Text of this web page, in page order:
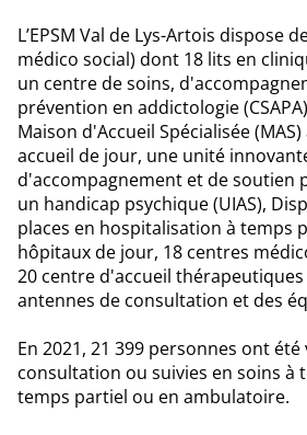
L’EPSM Val de Lys-Artois dispose
médico social) dont 18 lits en
un centre de soins,
prévention en addictologie
Maison d'Accueil Spécialisée
accueil de jour, une unité
d'accompagnement et de soutien
un handicap psychique (UIAS),
places en hospitalisation à temps
hôpitaux de jour, 18 centres
20 centre d'accueil
antennes de consultation et des
En 2021, 21 399 personnes ont été
consultation ou suivies en soins à
temps partiel ou en ambulatoire.